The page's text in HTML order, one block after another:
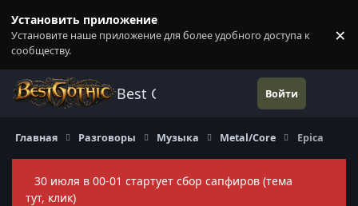
Установить приложение
Установите наше приложение для более удобного доступа к
сообществу.
×
Best Gothic Forums Войти
Главная Разговоры Музыка Metal/Core Epica
30 июля в 00-01 стартует сбор сапфиров (тема
тут, клик)